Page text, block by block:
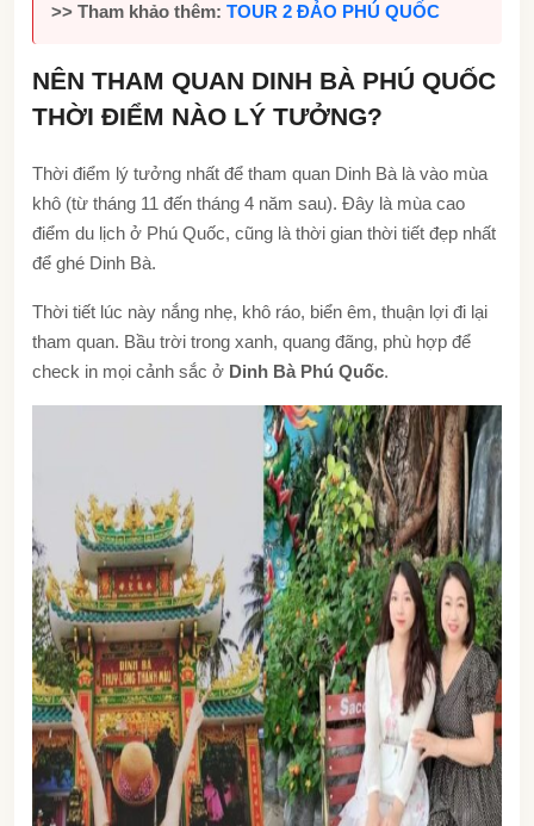
>> Tham khảo thêm: TOUR 2 ĐẢO PHÚ QUỐC
NÊN THAM QUAN DINH BÀ PHÚ QUỐC
THỜI ĐIỂM NÀO LÝ TƯỞNG?
Thời điểm lý tưởng nhất để tham quan Dinh Bà là vào mùa
khô (từ tháng 11 đến tháng 4 năm sau). Đây là mùa cao
điểm du lịch ở Phú Quốc, cũng là thời gian thời tiết đẹp nhất
để ghé Dinh Bà.
Thời tiết lúc này nắng nhẹ, khô ráo, biển êm, thuận lợi đi lại
tham quan. Bầu trời trong xanh, quang đãng, phù hợp để
check in mọi cảnh sắc ở Dinh Bà Phú Quốc.